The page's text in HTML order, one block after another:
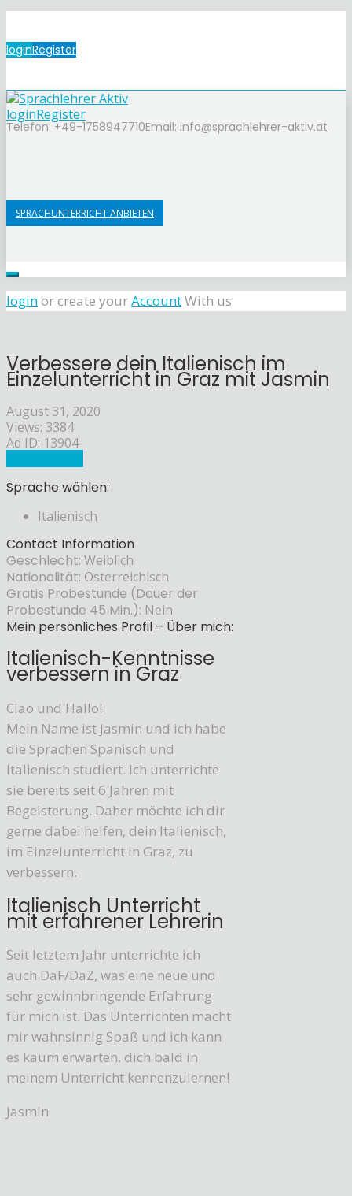
loginRegister
Telefon: +49-1758947710Email: info@sprachlehrer-aktiv.at
loginRegister
SPRACHUNTERRICHT ANBIETEN
loginor create yourAccountWith us
Verbessere dein Italienisch im
Einzelunterricht in Graz mit Jasmin
August 31, 2020
Views: 3384
Ad ID: 13904
Sprache wählen:
Italienisch
Contact Information
Geschlecht: Weiblich
Nationalität: Österreichisch
Gratis Probestunde (Dauer der
Probestunde 45 Min.): Nein
Mein persönliches Profil – Über mich:
Italienisch-Kenntnisse
verbessern in Graz
Ciao und Hallo!
Mein Name ist Jasmin und ich habe
die Sprachen Spanisch und
Italienisch studiert. Ich unterrichte
sie bereits seit 6 Jahren mit
Begeisterung. Daher möchte ich dir
gerne dabei helfen, dein Italienisch,
im Einzelunterricht in Graz, zu
verbessern.
Italienisch Unterricht
mit erfahrener Lehrerin
Seit letztem Jahr unterrichte ich
auch DaF/DaZ, was eine neue und
sehr gewinnbringende Erfahrung
für mich ist. Das Unterrichten macht
mir wahnsinnig Spaß und ich kann
es kaum erwarten, dich bald in
meinem Unterricht kennenzulernen!
Jasmin